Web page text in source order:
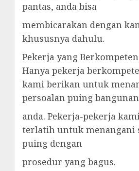
pantas, anda bisa
membicarakan dengan
khususnya dahulu.
Pekerja yang Berkompeten
Hanya pekerja
kami berikan untuk
persoalan puing bangunan
anda. Pekerja-pekerja
terlatih untuk menangani
puing dengan
prosedur yang bagus.